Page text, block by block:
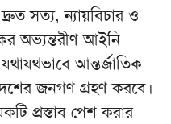
সত্য, ন্যায়বিচার ও
অভ্যন্তরীণ আইনি
আন্তর্জাতিক
জনগণ গ্রহণ করবে।
প্রস্তাব পেশ করার